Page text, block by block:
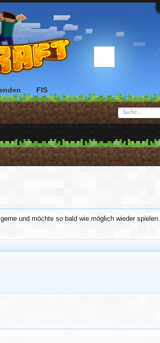
und möchte so bald wie möglich wieder spielen.
FIS